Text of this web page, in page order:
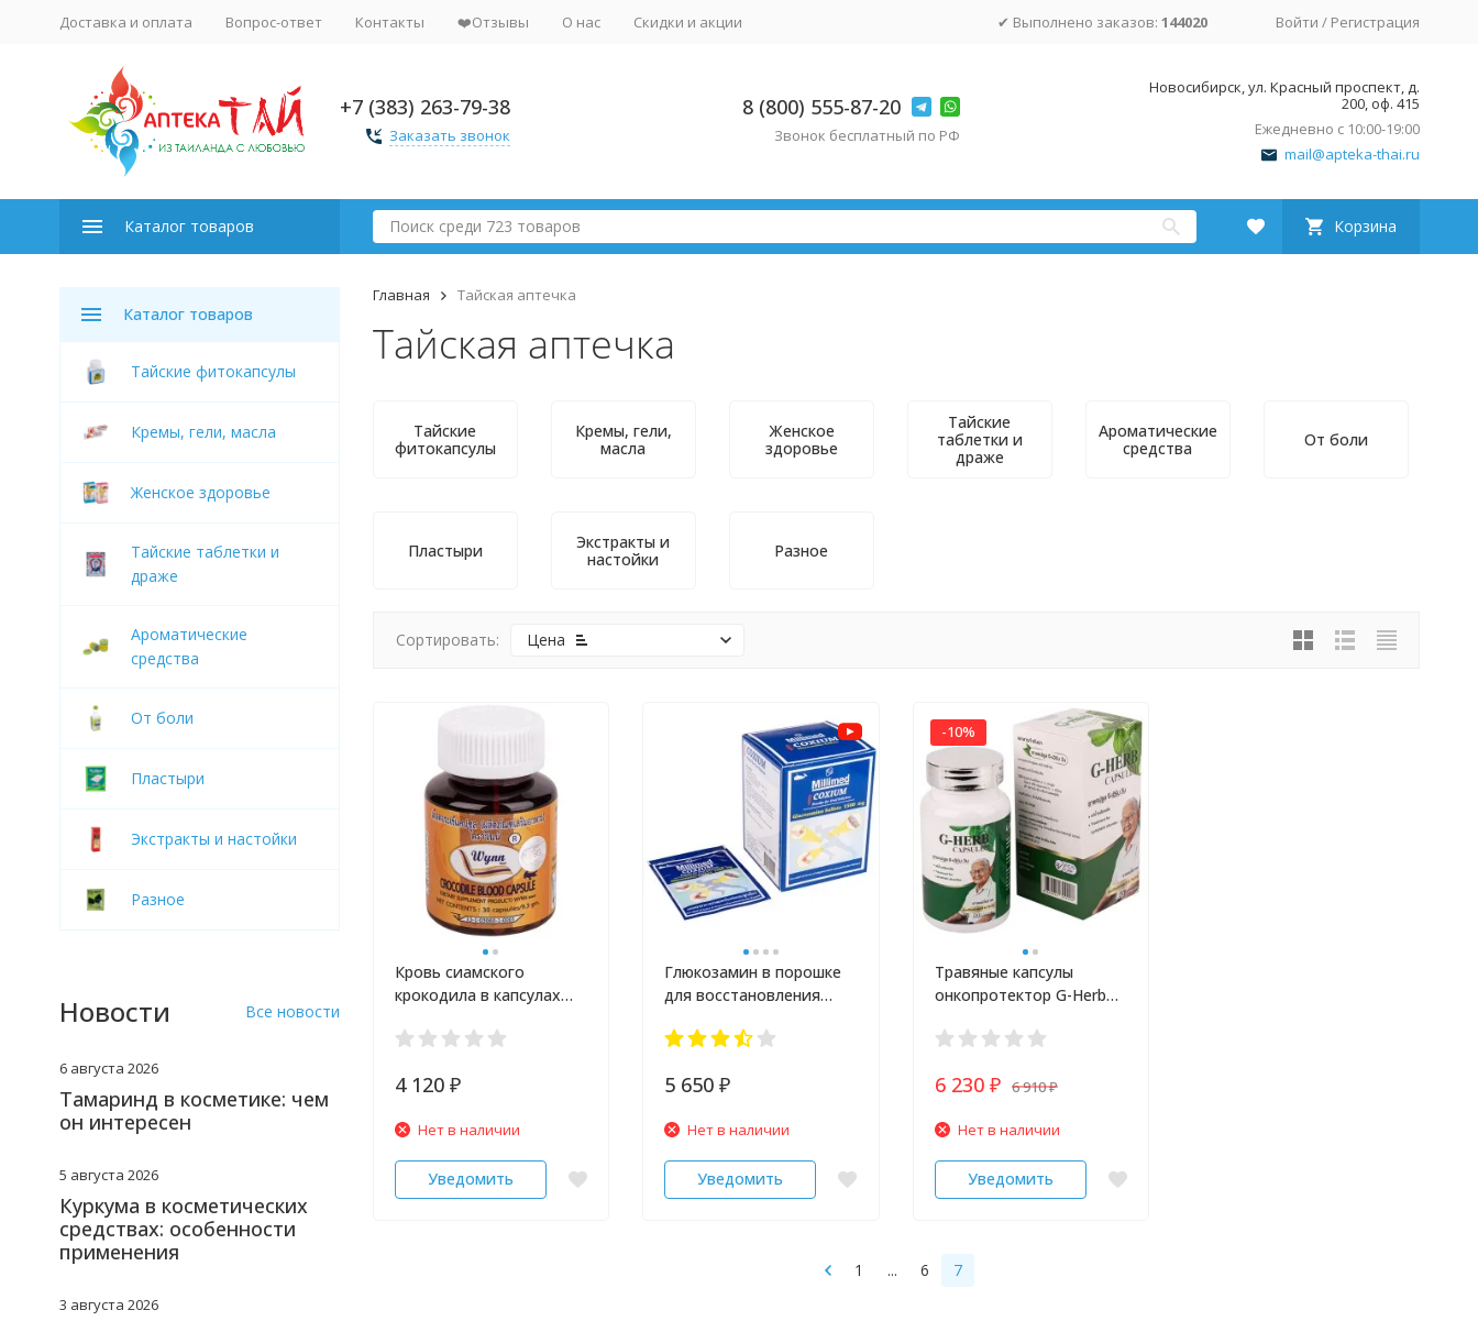
Доставка и оплата Вопрос-ответ Контакты ❤️Отзывы О нас Скидки и акции ✔ Выполнено заказов: 144020 Войти / Регистрация
+7 (383) 263-79-38
Заказать звонок
8 (800) 555-87-20
Звонок бесплатный по РФ
Новосибирск, ул. Красный проспект, д.
200, оф. 415
Ежедневно с 10:00-19:00
mail@apteka-thai.ru
Каталог товаров Корзина
Главная Тайская аптечка
Тайская аптечка
Тайские
фитокапсулы
Кремы, гели,
масла
Женское
здоровье
Тайские
таблетки и
драже
Ароматические
средства
От боли
Пластыри
Экстракты и
настойки
Разное
Сортировать: Цена
Кровь сиамского
крокодила в капсулах
4 120 ₽
Нет в наличии
Уведомить
Глюкозамин в порошке
для восстановления
5 650 ₽
Нет в наличии
Уведомить
-10%
Травяные капсулы
онкопротектор G-Herb
6 230 ₽ 6 910₽
Нет в наличии
Уведомить
1 ... 6 7
Каталог товаров
Тайские фитокапсулы
Кремы, гели, масла
Женское здоровье
Тайские таблетки и
драже
Ароматические
средства
От боли
Пластыри
Экстракты и настойки
Разное
Новости Все новости
6 августа 2026
Тамаринд в косметике: чем
он интересен
5 августа 2026
Куркума в косметических
средствах: особенности
применения
3 августа 2026